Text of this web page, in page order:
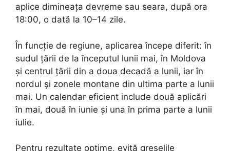
aplice dimineața devreme sau seara, după ora
18:00, o dată la 10–14 zile.
În funcție de regiune, aplicarea începe diferit: în
sudul țării de la începutul lunii mai, în Moldova
și centrul țării din a doua decadă a lunii, iar în
nordul și zonele montane din ultima parte a lunii
mai. Un calendar eficient include două aplicări
în mai, două în iunie și una în prima parte a lunii
iulie.
Pentru rezultate optime, evită greșelile